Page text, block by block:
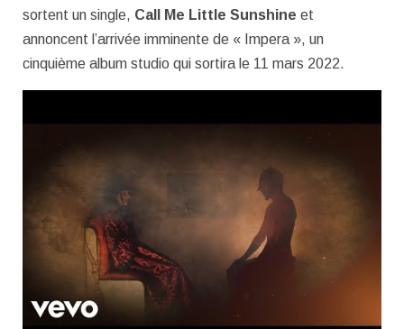
sortent un single, Call Me Little Sunshine et
annoncent l’arrivée imminente de « Impera », un
cinquième album studio qui sortira le 11 mars 2022.